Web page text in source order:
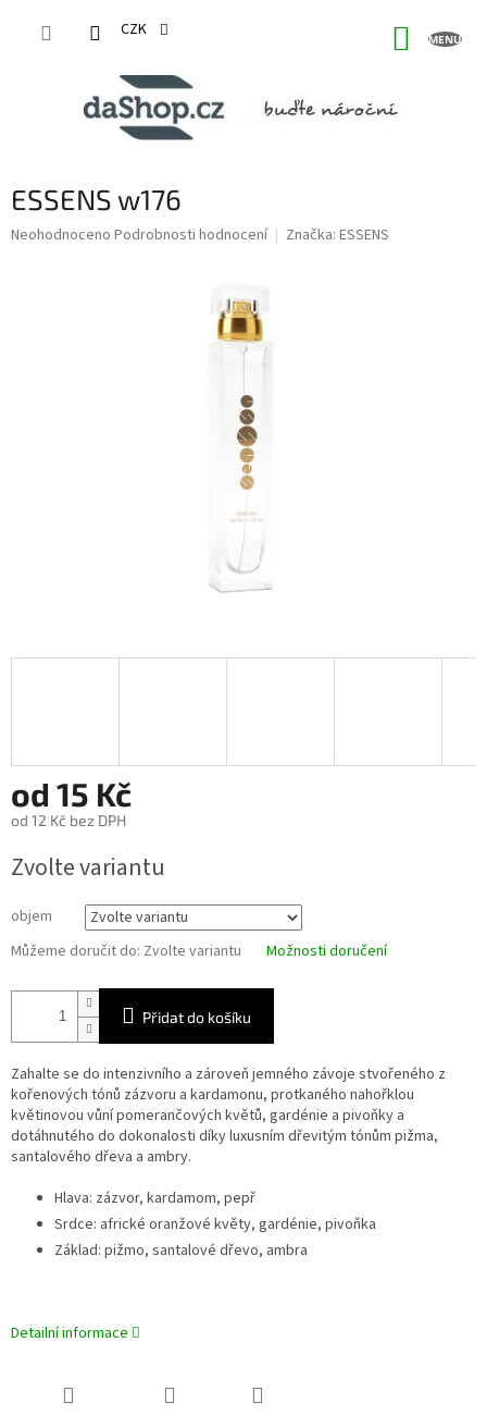
CZK
ESSENS w176
Průměrné
Neohodnoceno Podrobnosti hodnocení Značka: ESSENS
od 15 Kč
od 12 Kč bez DPH
cena:
Zvolte variantu
objem
Můžeme doručit do: Zvolte variantu Možnosti doručení
Přidat do košíku
Zahalte se do intenzivního a zároveň jemného závoje stvořeného z
kořenových tónů zázvoru a kardamonu, protkaného nahořklou
květinovou vůní pomerančových květů, gardénie a pivoňky a
dotáhnutého do dokonalosti díky luxusním dřevitým tónům pižma,
santalového dřeva a ambry.
Hlava: zázvor, kardamom, pepř
Srdce: africké oranžové květy, gardénie, pivoňka
Základ: pižmo, santalové dřevo, ambra
Detailní informace